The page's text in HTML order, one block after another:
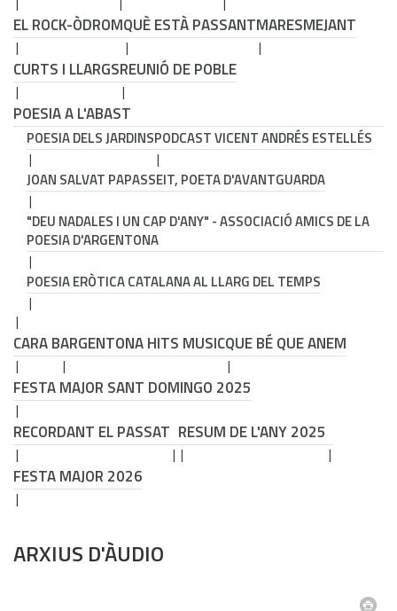
EL ROCK-ÒDROMQUÈ ESTÀ PASSANTMARESMEJANT
CURTS I LLARGSREUNIÓ DE POBLE
POESIA A L'ABAST
POESIA DELS JARDINSPODCAST VICENT ANDRÉS ESTELLÉS
JOAN SALVAT PAPASSEIT, POETA D'AVANTGUARDA
"DEU NADALES I UN CAP D'ANY" - ASSOCIACIÓ AMICS DE LA
POESIA D'ARGENTONA
POESIA ERÒTICA CATALANA AL LLARG DEL TEMPS
CARA BARGENTONA HITS MUSICQUE BÉ QUE ANEM
FESTA MAJOR SANT DOMINGO 2025
RECORDANT EL PASSAT RESUM DE L'ANY 2025
FESTA MAJOR 2026
ARXIUS D'ÀUDIO